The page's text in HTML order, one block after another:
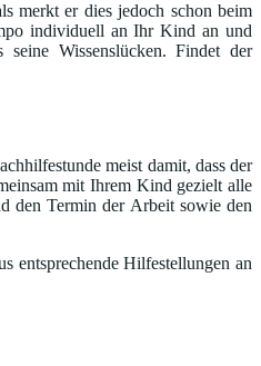
merkt er dies jedoch schon beim
individuell an Ihr Kind an und
Wissenslücken. Findet der
meist damit, dass der
mit Ihrem Kind gezielt alle
den Termin der Arbeit sowie den
entsprechende Hilfestellungen an